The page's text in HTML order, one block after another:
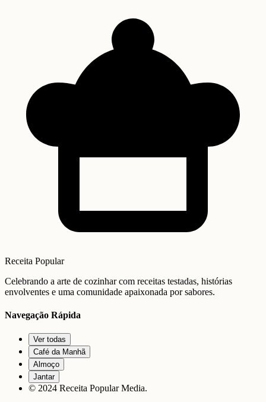
Receita Popular
Celebrando a arte de cozinhar com receitas testadas, histórias
envolventes e uma comunidade apaixonada por sabores.
Navegação Rápida
Ver todas
Café da Manhã
Almoço
Jantar
© 2024 Receita Popular Media.